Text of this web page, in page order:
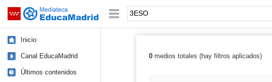
Saltar navegación Palabra o frase:
Inicio
Canal EducaMadrid
Últimos contenidos
Resultados de: 3ESO
0medios totales (hay filtros aplicados)